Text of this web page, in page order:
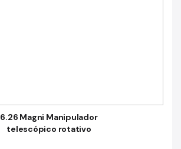
6.26 Magni Manipulador
telescópico rotativo